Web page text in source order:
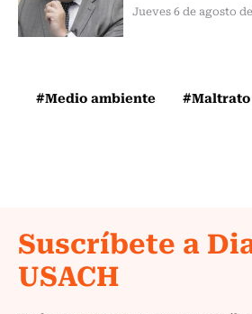
Jueves 6 de agosto
#Medio ambiente